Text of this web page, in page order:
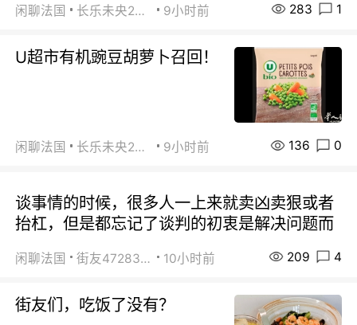
闲聊法国 长乐未央2015 9小时前 283 1
U超市有机豌豆胡萝卜召回！
闲聊法国 长乐未央2015 9小时前 136 0
谈事情的时候，很多人一上来就卖凶卖狠或者
抬杠，但是都忘记了谈判的初衷是解决问题而
闲聊法国 街友472838572 10小时前 209 4
街友们，吃饭了没有？